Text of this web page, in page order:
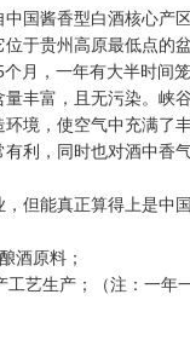
国酱香型白酒核心产
于贵州高原最低点的
月，一年有大半时间
丰富，且无污染。峡
境，使空气中充满了
利，同时也对酒中香
但能真正算得上是中
酒原料；
工艺生产；（注：一